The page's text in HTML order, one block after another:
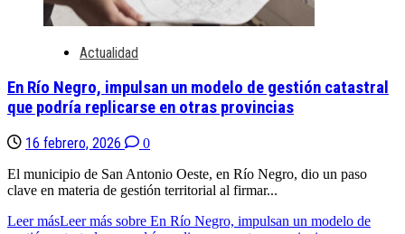
Actualidad
En Río Negro, impulsan un modelo de gestión catastral
que podría replicarse en otras provincias
16 febrero, 2026
0
El municipio de San Antonio Oeste, en Río Negro, dio un paso
clave en materia de gestión territorial al firmar...
Leer másLeer más sobre En Río Negro, impulsan un modelo de